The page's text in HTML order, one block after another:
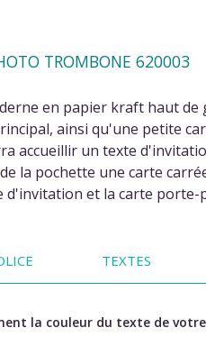
TROMBONE 620003
en papier kraft haut
ainsi qu'une petite
accueillir un texte
la pochette une carte
et la carte
TEXTES
la couleur du texte de